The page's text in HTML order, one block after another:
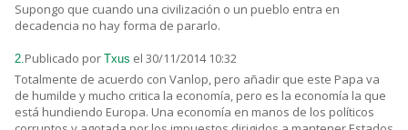
Supongo que cuando una civilización o un pueblo entra en
decadencia no hay forma de pararlo.
2.Publicado por Txus el 30/11/2014 10:32
Totalmente de acuerdo con Vanlop, pero añadir que este Papa va
de humilde y mucho critica la economía, pero es la economía la que
está hundiendo Europa. Una economía en manos de los políticos